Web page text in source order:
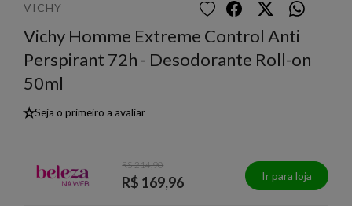
VICHY
Vichy Homme Extreme Control Anti
Perspirant 72h - Desodorante Roll-on
50ml
★Seja o primeiro a avaliar
R$ 214,90
R$ 169,96 Ir para loja